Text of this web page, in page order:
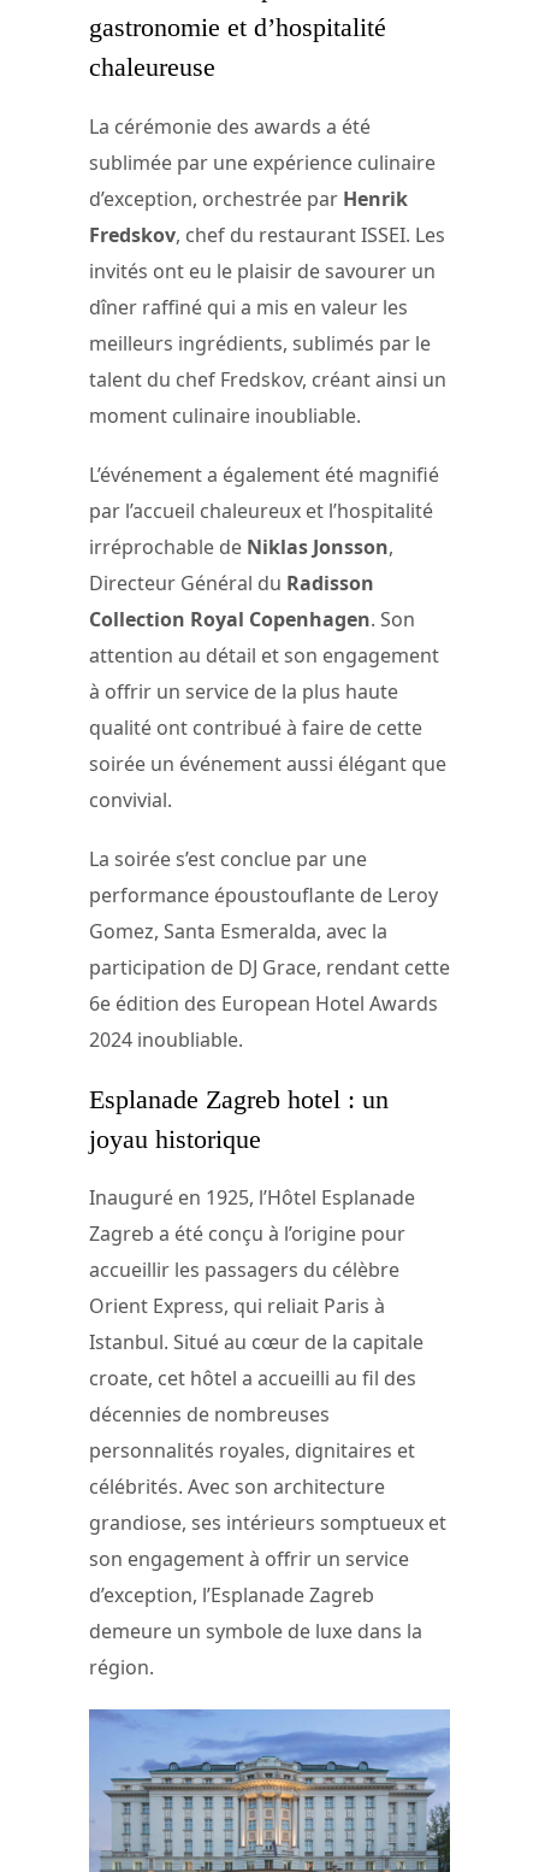
gastronomie et d’hospitalité
chaleureuse
La cérémonie des awards a été
sublimée par une expérience culinaire
d’exception, orchestrée par Henrik
Fredskov, chef du restaurant ISSEI. Les
invités ont eu le plaisir de savourer un
dîner raffiné qui a mis en valeur les
meilleurs ingrédients, sublimés par le
talent du chef Fredskov, créant ainsi un
moment culinaire inoubliable.
L’événement a également été magnifié
par l’accueil chaleureux et l’hospitalité
irréprochable de Niklas Jonsson,
Directeur Général du Radisson
Collection Royal Copenhagen. Son
attention au détail et son engagement
à offrir un service de la plus haute
qualité ont contribué à faire de cette
soirée un événement aussi élégant que
convivial.
La soirée s’est conclue par une
performance époustouflante de Leroy
Gomez, Santa Esmeralda, avec la
participation de DJ Grace, rendant cette
6e édition des European Hotel Awards
2024 inoubliable.
Esplanade Zagreb hotel : un
joyau historique
Inauguré en 1925, l’Hôtel Esplanade
Zagreb a été conçu à l’origine pour
accueillir les passagers du célèbre
Orient Express, qui reliait Paris à
Istanbul. Situé au cœur de la capitale
croate, cet hôtel a accueilli au fil des
décennies de nombreuses
personnalités royales, dignitaires et
célébrités. Avec son architecture
grandiose, ses intérieurs somptueux et
son engagement à offrir un service
d’exception, l’Esplanade Zagreb
demeure un symbole de luxe dans la
région.